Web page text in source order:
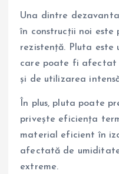
Una dintre
în construcții noi este
rezistență. Pluta
care poate fi afectat
și de utilizarea
În plus, pluta poate
privește eficiența
material eficient în
afectată de
extreme.